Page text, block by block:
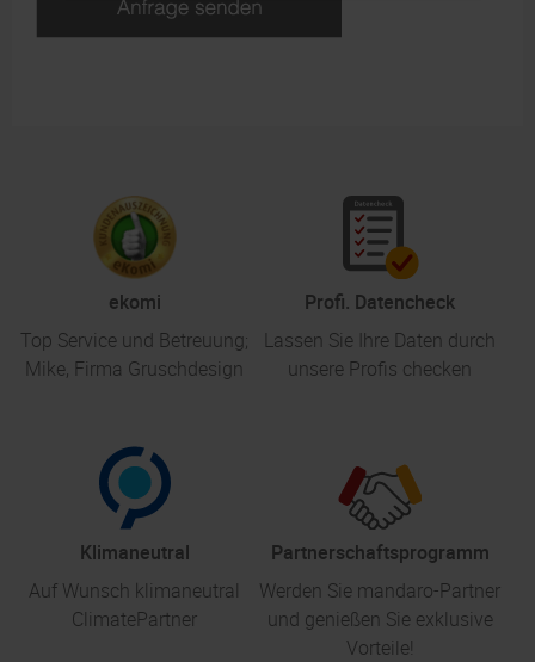
ekomi
Top Service und Betreuung;
Mike, Firma Gruschdesign
Profi. Datencheck
Lassen Sie Ihre Daten durch
unsere Profis checken
Klimaneutral
Auf Wunsch klimaneutral
ClimatePartner
Partnerschaftsprogramm
Werden Sie mandaro-Partner
und genießen Sie exklusive
Vorteile!